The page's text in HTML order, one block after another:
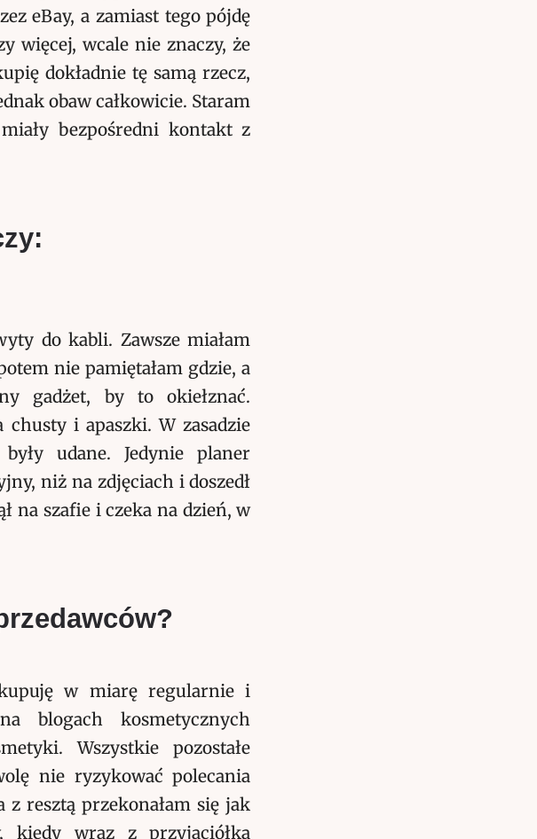
eBay, a zamiast tego pójdę
więcej, wcale nie znaczy, że
dokładnie tę samą rzecz,
obaw całkowicie. Staram
bezpośredni kontakt z
do kabli. Zawsze miałam
nie pamiętałam gdzie, a
gadżet, by to okiełznać.
i apaszki. W zasadzie
udane. Jedynie planer
niż na zdjęciach i doszedł
na szafie i czeka na dzień, w
w miarę regularnie i
blogach kosmetycznych
Wszystkie pozostałe
nie ryzykować polecania
z resztą przekonałam się jak
kiedy wraz z przyjaciółką